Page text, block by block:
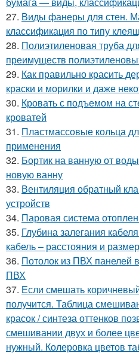
27. Виды фанеры для стен.
классификация по типу
28. Полиэтиленовая труба
преимуществ
29. Как правильно красить
краски и морилки и даже
30. Кровать с подъемом на
кроватей
31. Пластмассовые кольца
применения
32. Бортик на ванную от
новую ванну
33. Вентиляция обратный
устройств
34. Паровая система
35. Глубина залегания
кабель – расстояния и
36. Потолок из ПВХ панелей
ПВХ
37. Если смешать
получится. Таблица
красок / синтеза оттенков
смешивании двух и более
нужный. Колеровка цветов